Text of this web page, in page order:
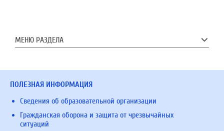
МЕНЮ РАЗДЕЛА
ПОЛЕЗНАЯ ИНФОРМАЦИЯ
Сведения об образовательной организации
Гражданская оборона и защита от чрезвычайных
ситуаций